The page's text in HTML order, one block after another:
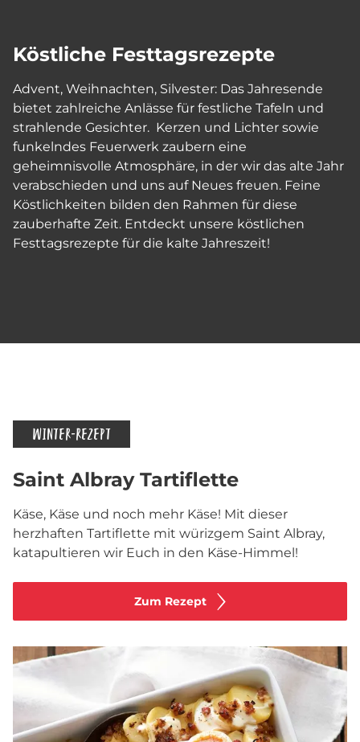
Köstliche Festtagsrezepte
Advent, Weihnachten, Silvester: Das Jahresende
bietet zahlreiche Anlässe für festliche Tafeln und
strahlende Gesichter. Kerzen und Lichter sowie
funkelndes Feuerwerk zaubern eine
geheimnisvolle Atmosphäre, in der wir das alte Jahr
verabschieden und uns auf Neues freuen. Feine
Köstlichkeiten bilden den Rahmen für diese
zauberhafte Zeit. Entdeckt unsere köstlichen
Festtagsrezepte für die kalte Jahreszeit!
WINTER-REZEPT
Saint Albray Tartiflette
Käse, Käse und noch mehr Käse! Mit dieser
herzhaften Tartiflette mit würizgem Saint Albray,
katapultieren wir Euch in den Käse-Himmel!
Zum Rezept